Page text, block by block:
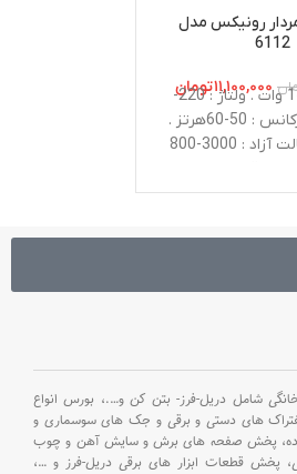
رونیکس مدل
6112
۱۱,۱۰۰,۰۰۰تومان. توان : 1400 وات . ولتاژ : 220-
240ولت . فرکانس : 50-60هرتز .
سرعت در حالت آزاد : 3000-800
پولیش : 180 میلیمتر . وزن :
آلن،دسته Dشکل،دو عدد پیچ M8
جفت ذغال
چوب :
شامل دریل-فرز- بتن کن و….، بورس انواع
های دستی و برقی و جک های سوسماری و
پخش صفحه های برش و سایش آهن و چوب
پخش قطعات ابزار های برقی دریل-فرز و …،